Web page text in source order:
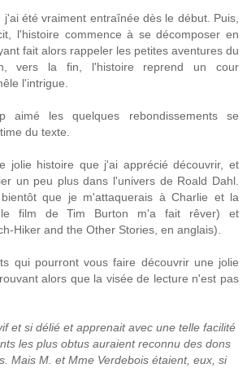
été vraiment entraînée dès le début. Puis,
l'histoire commence à se décomposer en
fait alors rappeler les petites aventures du
vers la fin, l'histoire reprend un cour
l'intrigue.
aimé les quelques rebondissements se
du texte.
jolie histoire que j'ai apprécié découvrir, et
un peu plus dans l'univers de Roald Dahl.
que je m'attaquerais à Charlie et la
le film de Tim Burton m'a fait rêver) et
Hiker and the Other Stories, en anglais).
qui pourront vous faire découvrir une jolie
alors que la visée de lecture n'est pas
et si délié et apprenait avec une telle facilité
les plus obtus auraient reconnu des dons
Mais M. et Mme Verdebois étaient, eux, si